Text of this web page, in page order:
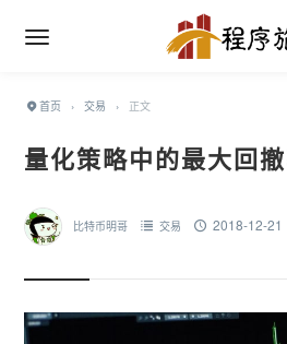
首页 › 交易 › 正文
量化策略中的最大回
比特币明哥 交易 2018-12-21